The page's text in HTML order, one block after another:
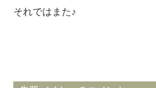
それではまた♪